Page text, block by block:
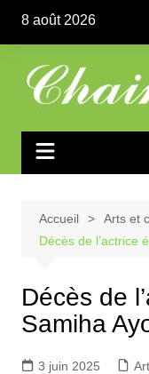
contenu
8 août 2026
Accueil
Arts et
Décès de l’actrice
Décès de
Samiha
3 juin 2025